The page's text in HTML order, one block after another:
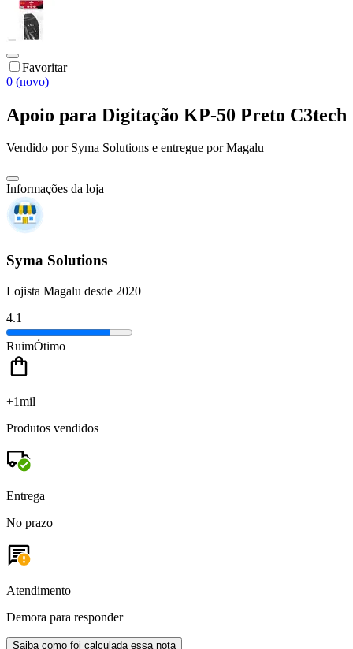
Favoritar
0 (novo)
Apoio para Digitação KP-50 Preto C3tech
Vendido por Syma Solutions e entregue por Magalu
Informações da loja
Syma Solutions
Lojista Magalu desde 2020
4.1
RuimÓtimo
+1mil
Produtos vendidos
Entrega
No prazo
Atendimento
Demora para responder
Saiba como foi calculada essa nota